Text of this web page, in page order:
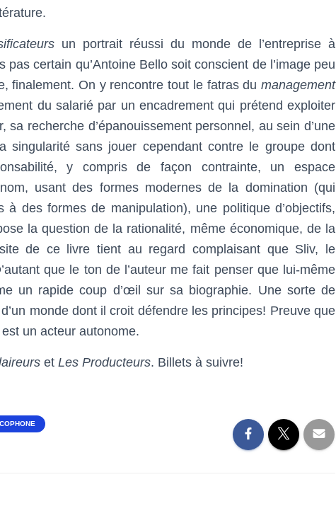
un portrait réussi du monde de l’entreprise à
pas certain qu’Antoine Bello soit conscient de l’image peu
finalement. On y rencontre tout le fatras du management
du salarié par un encadrement qui prétend exploiter
sa recherche d’épanouissement personnel, au sein d’une
singularité sans jouer cependant contre le groupe dont
y compris de façon contrainte, un espace
usant des formes modernes de la domination (qui
des formes de manipulation), une politique d’objectifs,
la question de la rationalité, même économique, de la
de ce livre tient au regard complaisant que Sliv, le
que le ton de l’auteur me fait penser que lui-même
un rapide coup d’œil sur sa biographie. Une sorte de
monde dont il croit défendre les principes! Preuve que
un acteur autonome.
et Les Producteurs. Billets à suivre!